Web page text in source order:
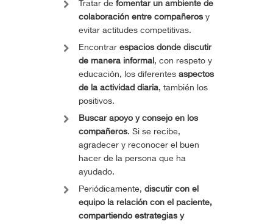
Tratar de fomentar un ambiente de
colaboración entre compañeros y
evitar actitudes competitivas.
Encontrar espacios donde discutir
de manera informal , con respeto y
educación, los diferentes aspectos
de la actividad diaria, también los
positivos.
Buscar apoyo y consejo en los
compañeros. Si se recibe,
agradecer y reconocer el buen
hacer de la persona que ha
ayudado.
Periódicamente, discutir con el
equipo la relación con el paciente,
compartiendo estrategias y